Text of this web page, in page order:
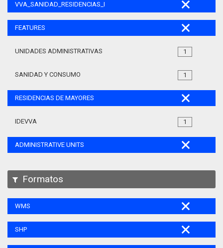
VVA_SANIDAD_RESIDENCIAS_MAYORES_105
FEATURES
1
UNIDADES ADMINISTRATIVAS
1
SANIDAD Y CONSUMO
RESIDENCIAS DE MAYORES
1
IDEVVA
ADMINISTRATIVE UNITS
Formatos
WMS
SHP